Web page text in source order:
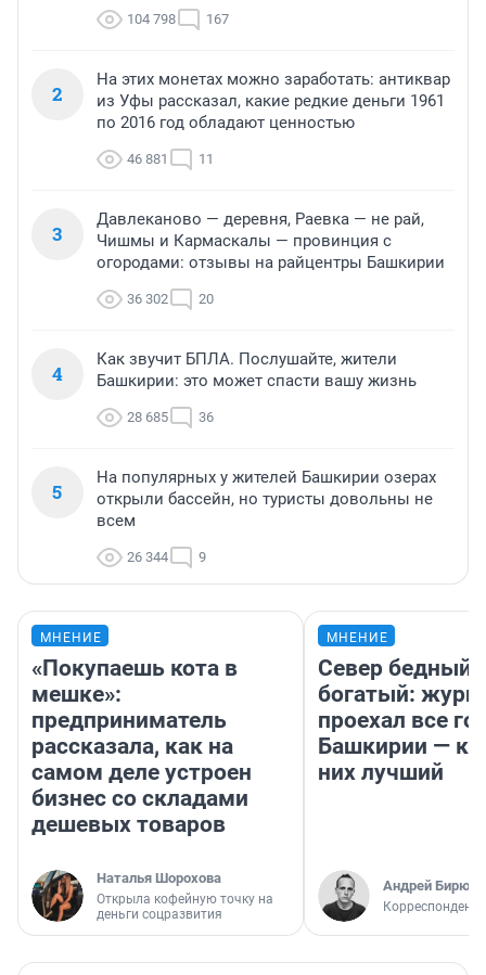
104 798 167
2
На этих монетах можно заработать: антиквар
из Уфы рассказал, какие редкие деньги 1961
по 2016 год обладают ценностью
46 881 11
3
Давлеканово — деревня, Раевка — не рай,
Чишмы и Кармаскалы — провинция с
огородами: отзывы на райцентры Башкирии
36 302 20
4
Как звучит БПЛА. Послушайте, жители
Башкирии: это может спасти вашу жизнь
28 685 36
5
На популярных у жителей Башкирии озерах
открыли бассейн, но туристы довольны не
всем
26 344 9
МНЕНИЕ
«Покупаешь кота в
мешке»:
предприниматель
рассказала, как на
самом деле устроен
бизнес со складами
дешевых товаров
Наталья Шорохова
Открыла кофейную точку на
деньги соцразвития
МНЕНИЕ
Север бедный,
богатый:
проехал все
Башкирии —
них лучший
Андрей
Корреспондент